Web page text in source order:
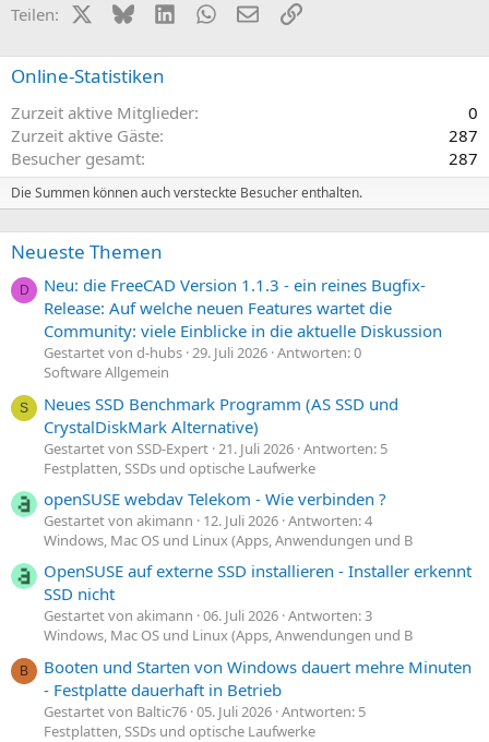
Teilen: X (Twitter)
BlueskyLinkedInWhatsApp
E-MailLink
Online-Statistiken
Zurzeit aktive Mitglieder
0
Zurzeit aktive Gäste
287
Besucher gesamt
287
Die Summen können auch versteckte Besucher enthalten.
Neueste Themen
D
Neu: die FreeCAD Version 1.1.3 - ein reines Bugfix-
Release: Auf welche neuen Features wartet die
Community: viele Einblicke in die aktuelle Diskussion
Gestartet von d-hubs 29. Juli 2026 Antworten: 0
Software Allgemein
S
Neues SSD Benchmark Programm (AS SSD und
CrystalDiskMark Alternative)
Gestartet von SSD-Expert 21. Juli 2026 Antworten: 5
Festplatten, SSDs und optische Laufwerke
openSUSE webdav Telekom - Wie verbinden ?
Gestartet von akimann 12. Juli 2026 Antworten: 4
Windows, Mac OS und Linux (Apps, Anwendungen und B
OpenSUSE auf externe SSD installieren - Installer erkennt
SSD nicht
Gestartet von akimann 06. Juli 2026 Antworten: 3
Windows, Mac OS und Linux (Apps, Anwendungen und B
B
Booten und Starten von Windows dauert mehre Minuten
- Festplatte dauerhaft in Betrieb
Gestartet von Baltic76 05. Juli 2026 Antworten: 5
Festplatten, SSDs und optische Laufwerke